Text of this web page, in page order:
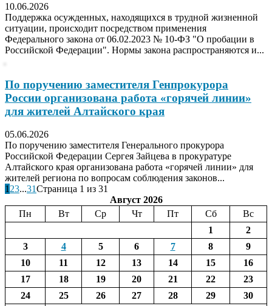
10.06.2026
Поддержка осужденных, находящихся в трудной жизненной
ситуации, происходит посредством применения
Федерального закона от 06.02.2023 № 10-ФЗ "О пробации в
Российской Федерации". Нормы закона распространяются и...
По поручению заместителя Генпрокурора
России организована работа «горячей линии»
для жителей Алтайского края
05.06.2026
По поручению заместителя Генерального прокурора
Российской Федерации Сергея Зайцева в прокуратуре
Алтайского края организована работа «горячей линии» для
жителей региона по вопросам соблюдения законов...
1 23...31Страница 1 из 31
Август 2026
Пн
Вт Ср Чт Пт Сб
Вс
1
2
3
4 5 6 7 8
9
10
11 12 13 14 15
16
17
18 19 20 21 22
23
24
25 26 27 28 29
30